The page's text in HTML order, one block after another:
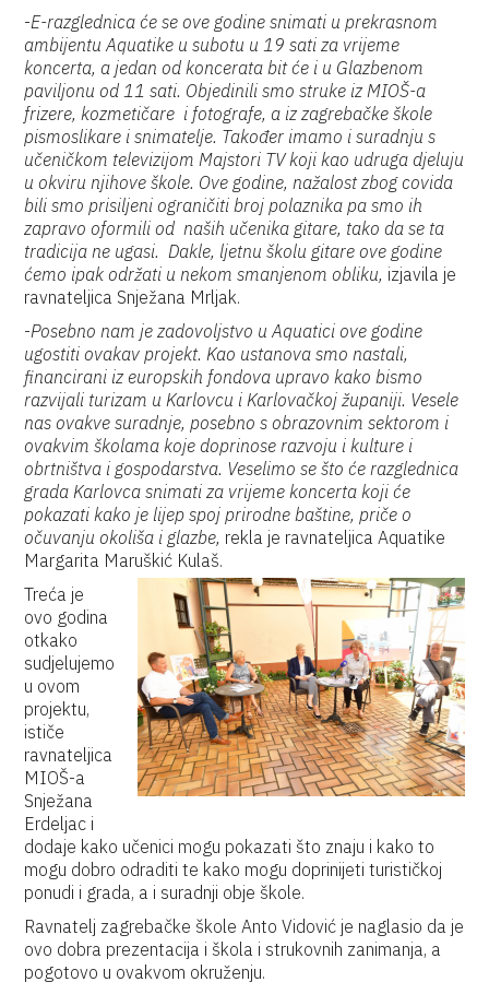
-E-razglednica će se ove godine snimati u prekrasnom
ambijentu Aquatike u subotu u 19 sati za vrijeme
koncerta, a jedan od koncerata bit će i u Glazbenom
paviljonu od 11 sati. Objedinili smo struke iz MIOŠ-a
frizere, kozmetičare i fotografe, a iz zagrebačke škole
pismoslikare i snimatelje. Također imamo i suradnju s
učeničkom televizijom Majstori TV koji kao udruga djeluju
u okviru njihove škole. Ove godine, nažalost zbog covida
bili smo prisiljeni ograničiti broj polaznika pa smo ih
zapravo oformili od naših učenika gitare, tako da se ta
tradicija ne ugasi. Dakle, ljetnu školu gitare ove godine
ćemo ipak održati u nekom smanjenom obliku, izjavila je
ravnateljica Snježana Mrljak.
-Posebno nam je zadovoljstvo u Aquatici ove godine
ugostiti ovakav projekt. Kao ustanova smo nastali,
financirani iz europskih fondova upravo kako bismo
razvijali turizam u Karlovcu i Karlovačkoj županiji. Vesele
nas ovakve suradnje, posebno s obrazovnim sektorom i
ovakvim školama koje doprinose razvoju i kulture i
obrtništva i gospodarstva. Veselimo se što će razglednica
grada Karlovca snimati za vrijeme koncerta koji će
pokazati kako je lijep spoj prirodne baštine, priče o
očuvanju okoliša i glazbe, rekla je ravnateljica Aquatike
Margarita Maruškić Kulaš.
Treća je
ovo godina
otkako
sudjelujemo
u ovom
projektu,
ističe
ravnateljica
MIOŠ-a
Snježana
Erdeljac i
dodaje kako učenici mogu pokazati što znaju i kako to
mogu dobro odraditi te kako mogu doprinijeti turističkoj
ponudi i grada, a i suradnji obje škole.
Ravnatelj zagrebačke škole Anto Vidović je naglasio da je
ovo dobra prezentacija i škola i strukovnih zanimanja, a
pogotovo u ovakvom okruženju.